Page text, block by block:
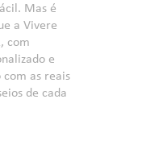
Mas é
a Vivere
com
e
as reais
de cada